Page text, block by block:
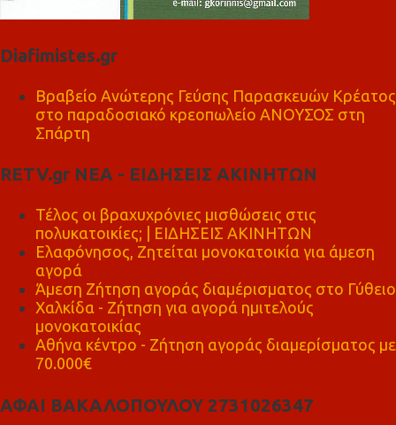
Diafimistes.gr
Βραβείο Ανώτερης Γεύσης Παρασκευών Κρέατος
στο παραδοσιακό κρεοπωλείο ΑΝΟΥΣΟΣ στη
Σπάρτη
RETV.gr ΝΕΑ - ΕΙΔΗΣΕΙΣ ΑΚΙΝΗΤΩΝ
Τέλος οι βραχυχρόνιες μισθώσεις στις
πολυκατοικίες; | ΕΙΔΗΣΕΙΣ ΑΚΙΝΗΤΩΝ
Ελαφόνησος, Ζητείται μονοκατοικία για άμεση
αγορά
Άμεση Ζήτηση αγοράς διαμέρισματος στο Γύθειο
Χαλκίδα - Ζήτηση για αγορά ημιτελούς
μονοκατοικίας
Αθήνα κέντρο - Ζήτηση αγοράς διαμερίσματος με
70.000€
ΑΦΑΙ ΒΑΚΑΛΟΠΟΥΛΟΥ 2731026347